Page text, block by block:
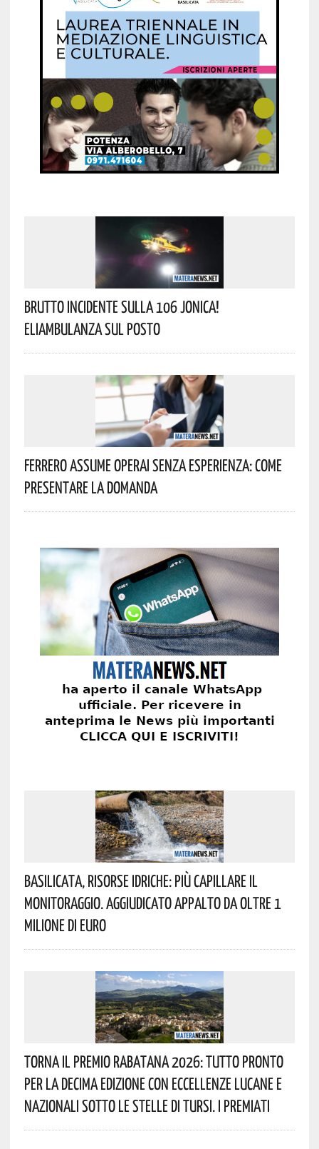
Brutto Incidente Sulla 106 Jonica!
Eliambulanza Sul Posto
Ferrero Assume Operai Senza Esperienza: Come
Presentare La Domanda
Basilicata, Risorse Idriche: Più Capillare Il
Monitoraggio. Aggiudicato Appalto Da Oltre 1
Milione Di Euro
Torna Il Premio Rabatana 2026: Tutto Pronto
Per La Decima Edizione Con Eccellenze Lucane E
Nazionali Sotto Le Stelle Di Tursi. I Premiati